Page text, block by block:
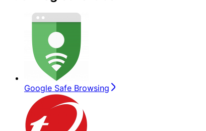
Google Safe Browsing